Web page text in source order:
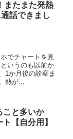
またまた発熱
話できまし
でチャートを見
いうのも以前か
1か月後の診察ま
熱が...
こと多いか
【自分用】